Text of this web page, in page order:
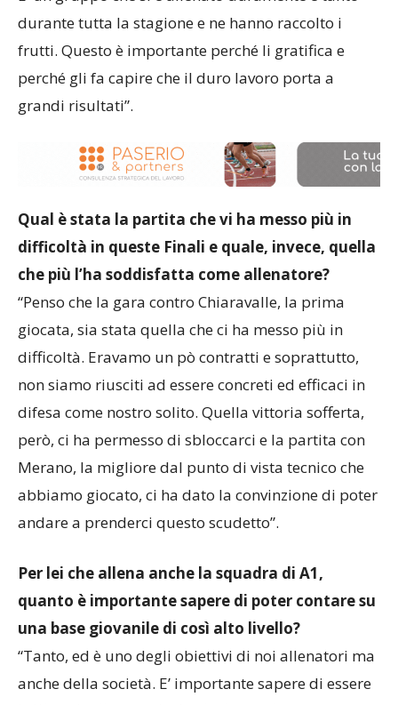
E’ un gruppo che si è allenato duramente e tanto
durante tutta la stagione e ne hanno raccolto i
frutti. Questo è importante perché li gratifica e
perché gli fa capire che il duro lavoro porta a
grandi risultati”.
Qual è stata la partita che vi ha messo più in
difficoltà in queste Finali e quale, invece, quella
che più l’ha soddisfatta come allenatore?
“Penso che la gara contro Chiaravalle, la prima
giocata, sia stata quella che ci ha messo più in
difficoltà. Eravamo un pò contratti e soprattutto,
non siamo riusciti ad essere concreti ed efficaci in
difesa come nostro solito. Quella vittoria sofferta,
però, ci ha permesso di sbloccarci e la partita con
Merano, la migliore dal punto di vista tecnico che
abbiamo giocato, ci ha dato la convinzione di poter
Per lei che allena anche la squadra di A1,
quanto è importante sapere di poter contare su
una base giovanile di così alto livello?
“Tanto, ed è uno degli obiettivi di noi allenatori ma